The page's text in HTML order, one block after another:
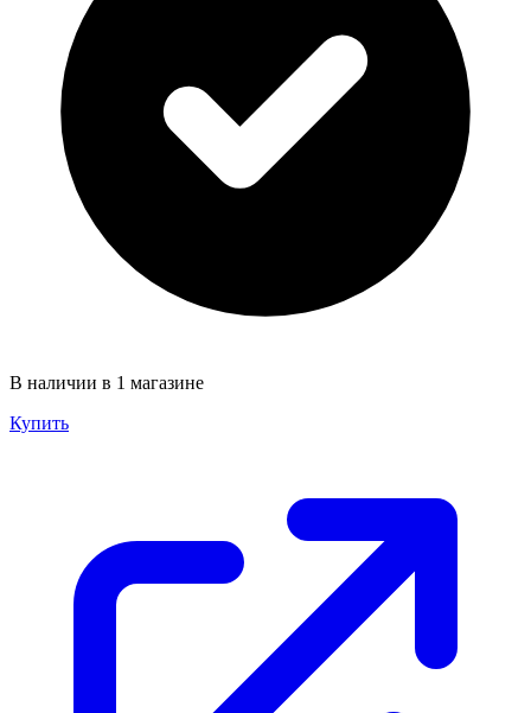
В наличии в 1 магазине
Купить